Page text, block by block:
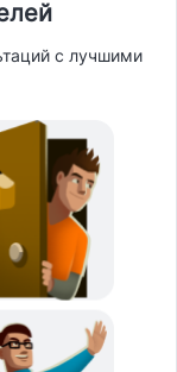
с лучшими